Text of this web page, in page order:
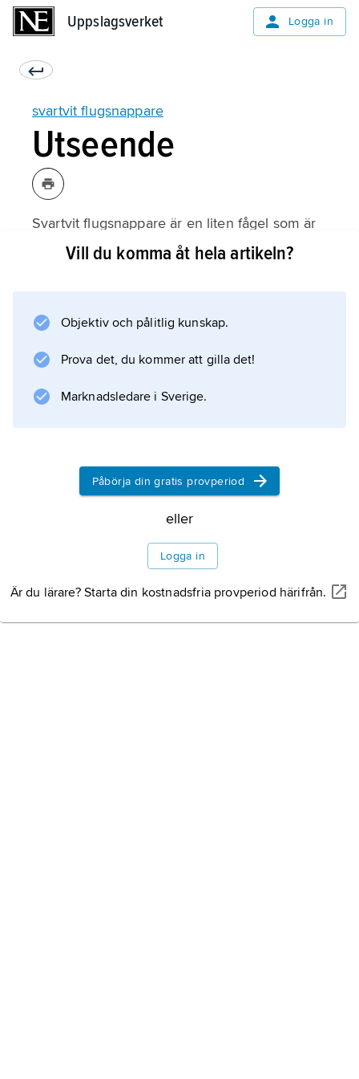
Uppslagsverket Logga in
svartvit flugsnappare
Utseende
Svartvit flugsnappare är en liten fågel som är
12–13 centimeter lång. Hanen är svart och vit
Information om artikeln
Vill du komma åt hela artikeln?
Objektiv och pålitlig kunskap.
Prova det, du kommer att gilla det!
Marknadsledare i Sverige.
Påbörja din gratis provperiod
eller
Logga in
Är du lärare? Starta din kostnadsfria provperiod härifrån.